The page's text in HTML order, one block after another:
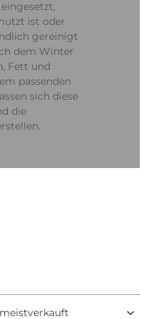
ist oder
gereinigt
dem Winter
Fett und
passenden
sich diese
die